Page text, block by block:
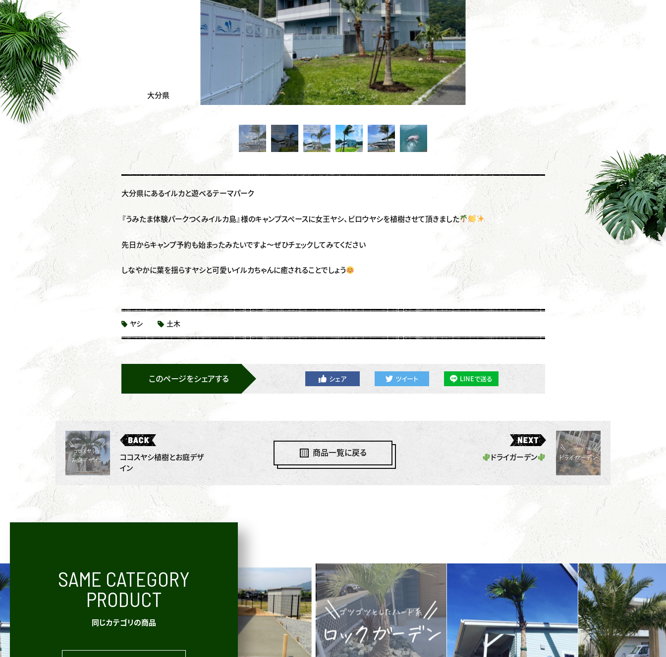
大分県
大分県にあるイルカと遊べるテーマパーク
『うみたま体験パークつくみイルカ島』様のキャンプスペースに女王ヤシ、ビロウヤシを植樹させて頂きました
先日からキャンプ予約も始まったみたいですよ〜ぜひチェックしてみてください
しなやかに葉を揺らすヤシと可愛いイルカちゃんに癒されることでしょう
ヤシ 土木
このページをシェアする シェア ツイート LINEで送る
ココスヤシ植樹とお庭デザ
イン
ドライガーデン
商品一覧に戻る
SAME CATEGORY
PRODUCT
同じカテゴリの商品